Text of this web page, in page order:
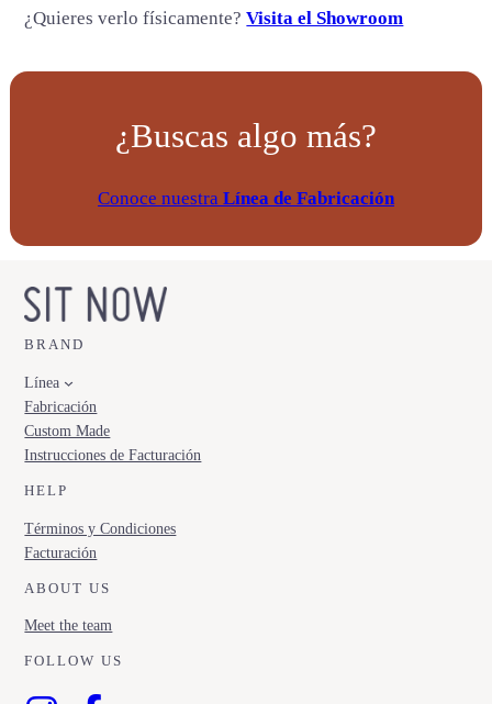
¿Quieres verlo físicamente?Visita el Showroom
¿Buscas algo más?
Conoce nuestra Línea de Fabricación
BRAND
Línea
Fabricación
Custom Made
Instrucciones de Facturación
HELP
Términos y Condiciones
Facturación
ABOUT US
Meet the team
FOLLOW US